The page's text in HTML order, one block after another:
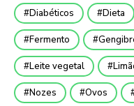
Diabéticos Dieta
Fermento
Leite vegetal
Nozes Ovos